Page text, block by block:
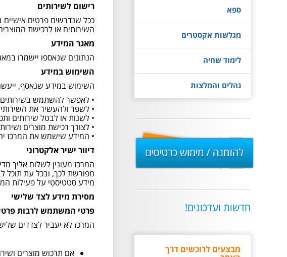
ספא
מגלשות אקסטרים
לימוד שחיה
נהלים והמלצות
מימוש
חדשות ועדכונים!
מבצעים לרוכשים דרך
רישום לשירותים
ככל שנדרשים פרטים
השירותים או לרכישת
מאגר המידע
הנתונים שנאספו יישמרו
השימוש במידע
השימוש במידע שנאסף, ייעשה
• לאפשר להשתמש
• לשפר ולהעשיר את
• לשנות או לבטל שירותים
• לצורך רכישת מוצרים
• המידע שישמש את המרכז
דיוור ישיר אלקטרוני
המרכז מעונין לשלוח אליך
מפורשת לכך, ובכל עת תוכל
מידע סטטיסטי על פעילות
מסירת מידע לצד שלישי
פרטי המשתמש לרבות
המרכז לא יעביר לצדדים
אם תרכוש מוצרים